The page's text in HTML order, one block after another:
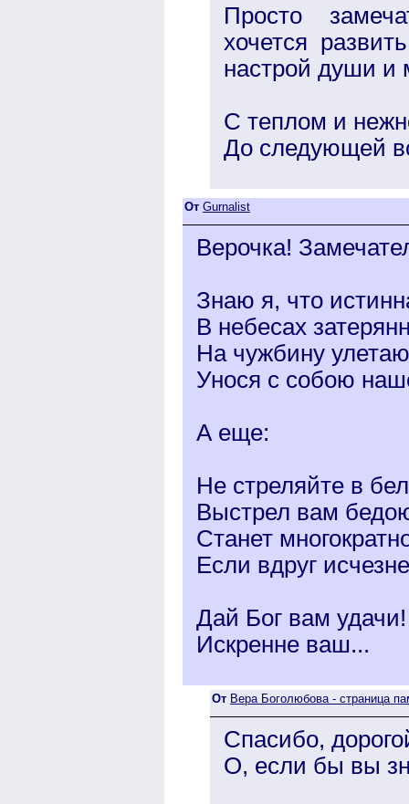
Просто
хочется
настрой души и
С теплом и
До следующей
От Gurnalist
Верочка!
Знаю я, что
В небесах
На чужбину
Унося с собою
А еще:
Не стреляйте в
Выстрел вам
Станет
Если вдруг
Дай Бог вам удачи!
Искренне ваш...
От Вера Боголюбова - страница
Спасибо,
О, если бы вы